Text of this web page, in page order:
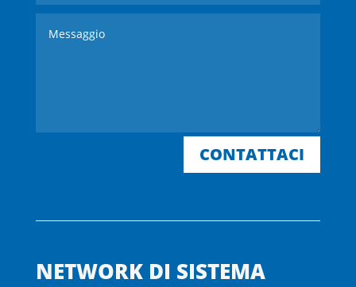
CONTATTACI
NETWORK DI SISTEMA